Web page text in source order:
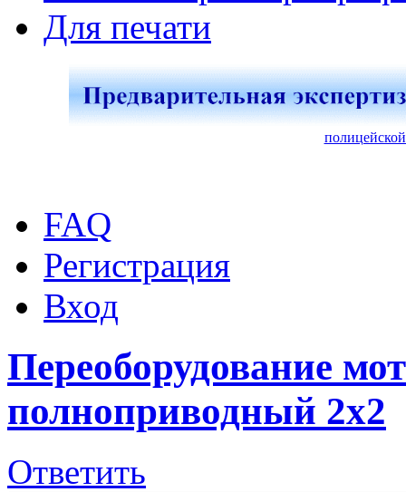
Для печати
FAQ
Регистрация
Вход
Переоборудование
полноприводный 2х2
Ответить